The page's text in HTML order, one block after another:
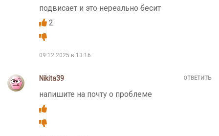
подвисает и это нереально бесит
2
09.12.2025 в 13:16
Nikita39
напишите на почту о проблеме
ОТВЕТИТЬ